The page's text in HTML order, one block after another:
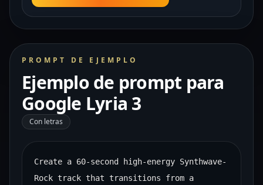
PROMPT DE EJEMPLO
Ejemplo de prompt para
Google Lyria 3
Con letras
Create a 60-second high-energy Synthwave-
Rock track that transitions from a